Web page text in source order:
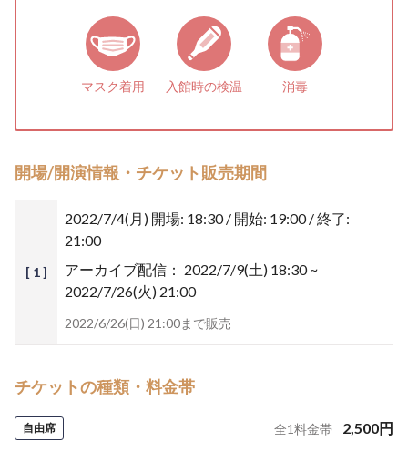
マスク着用 入館時の検温 消毒
開場/開演情報・チケット販売期間
[ 1 ]
2022/7/4(月) 開場: 18:30 / 開始: 19:00 / 終了:
21:00
アーカイブ配信： 2022/7/9(土) 18:30 ~
2022/7/26(火) 21:00
2022/6/26(日) 21:00まで販売
チケットの種類・料金帯
自由席 全1料金帯 2,500円